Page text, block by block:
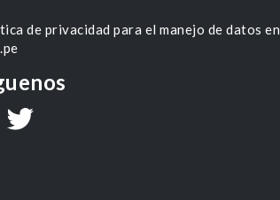
de privacidad para el manejo de datos en